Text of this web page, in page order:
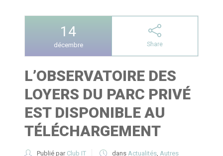
14
décembre Share
L’OBSERVATOIRE DES
LOYERS DU PARC PRIVÉ
EST DISPONIBLE AU
TÉLÉCHARGEMENT
Publié par Club IT dans Actualités Autres